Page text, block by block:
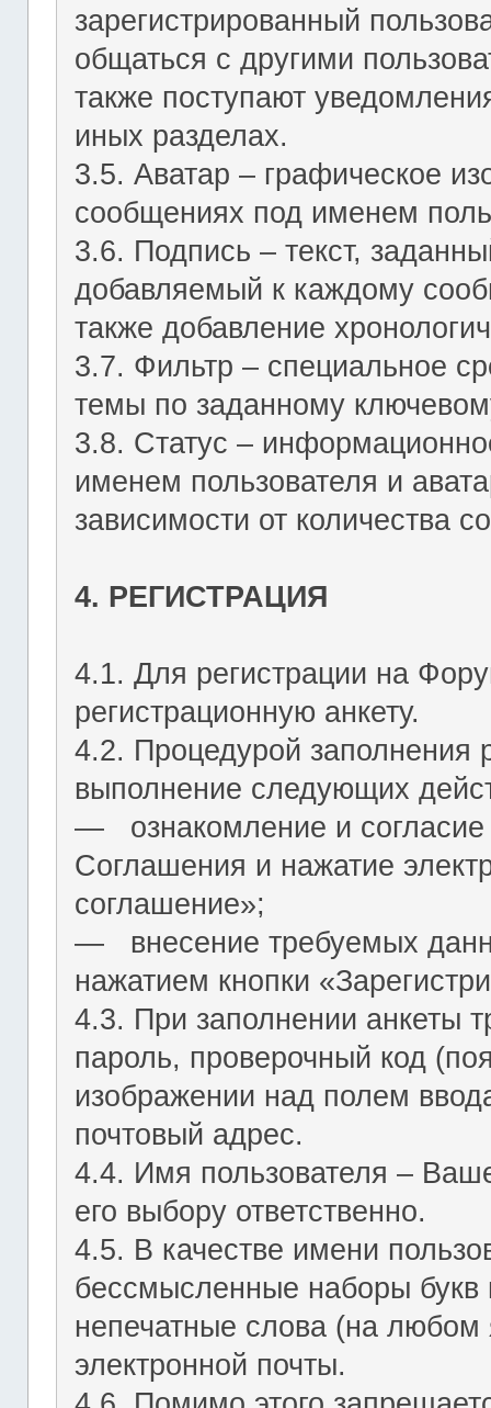
зарегистрированный
общаться с другими
также поступают
иных разделах.
3.5. Аватар – графическое
сообщениях под именем
3.6. Подпись – текст,
добавляемый к каждому
также добавление
3.7. Фильтр – специальное
темы по заданному
3.8. Статус –
именем пользователя и
зависимости от количества
4. РЕГИСТРАЦИЯ
4.1. Для регистрации на
регистрационную анкету.
4.2. Процедурой заполнения
выполнение следующих
― ознакомление и согласие
Соглашения и нажатие
соглашение»;
― внесение требуемых
нажатием кнопки
4.3. При заполнении анкеты
пароль, проверочный код
изображении над полем
почтовый адрес.
4.4. Имя пользователя –
его выбору ответственно.
4.5. В качестве имени
бессмысленные наборы
непечатные слова (на любом
электронной почты.